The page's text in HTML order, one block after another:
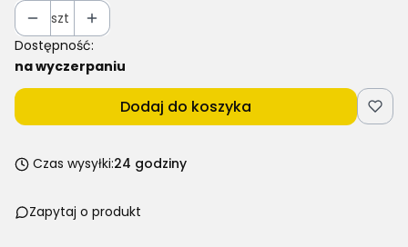
szt
Dostępność:
na wyczerpaniu
Dodaj do koszyka
Czas wysyłki:24 godziny
Zapytaj o produkt